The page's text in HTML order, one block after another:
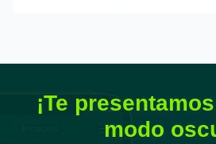
¡Te
modo